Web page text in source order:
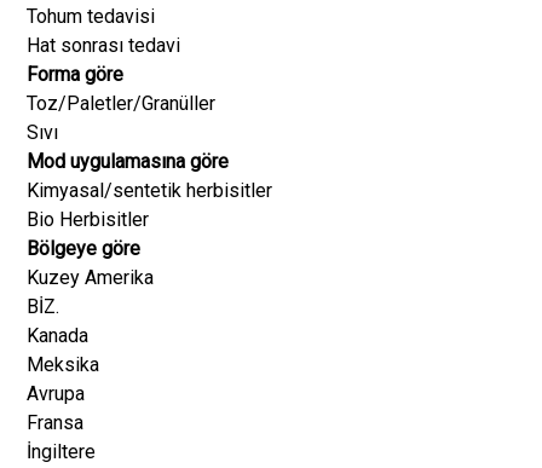
Tohum tedavisi
Hat sonrası tedavi
Forma göre
Toz/Paletler/Granüller
Sıvı
Mod uygulamasına göre
Kimyasal/sentetik herbisitler
Bio Herbisitler
Bölgeye göre
Kuzey Amerika
BİZ.
Kanada
Meksika
Avrupa
Fransa
İngiltere